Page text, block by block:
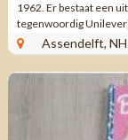
1962. Er bestaat een
tegenwoordig
genoteerd. Voor de ...
Assendelft, NH